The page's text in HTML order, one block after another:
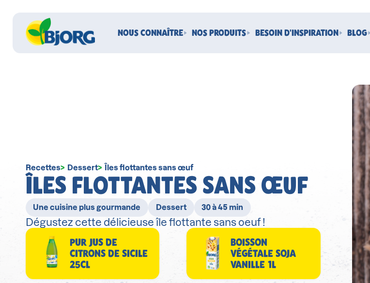
NOUS CONNAÎTRE NOS PRODUITS BESOIN D'INSPIRATION BLOG
Recettes Dessert Îles flottantes sans œuf
ÎLES FLOTTANTES SANS ŒUF
Une cuisine plus gourmande Dessert 30 à 45 min
Dégustez cette délicieuse île flottante sans oeuf !
PUR JUS DE
CITRONS DE SICILE
25CL
BOISSON
VÉGÉTALE SOJA
VANILLE 1L